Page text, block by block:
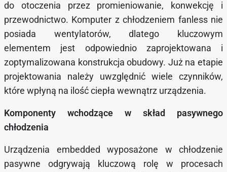
do otoczenia przez promieniowanie, konwekcję i
przewodnictwo. Komputer z chłodzeniem fanless nie
posiada wentylatorów, dlatego kluczowym
elementem jest odpowiednio zaprojektowana i
zoptymalizowana konstrukcja obudowy. Już na etapie
projektowania należy uwzględnić wiele czynników,
które wpłyną na ilość ciepła wewnątrz urządzenia.
Komponenty wchodzące w skład pasywnego
chłodzenia
Urządzenia embedded wyposażone w chłodzenie
pasywne odgrywają kluczową rolę w procesach